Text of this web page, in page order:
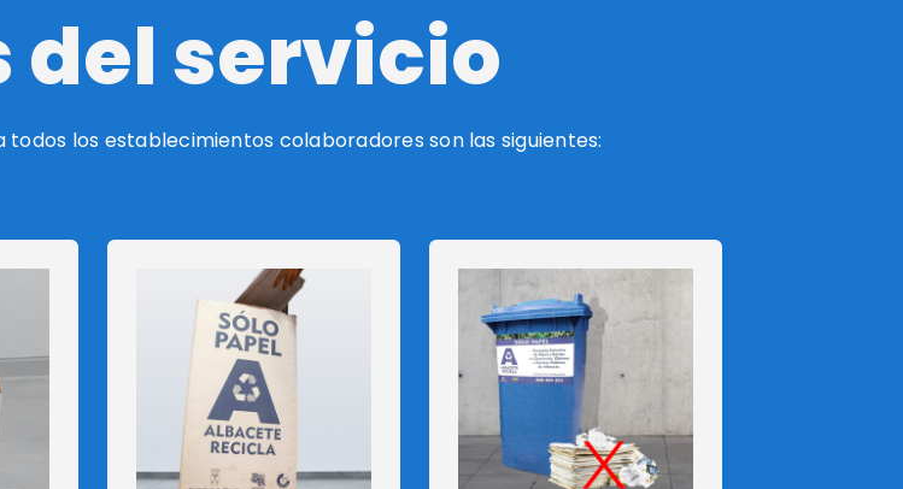
del servicio
los establecimientos colaboradores son las siguientes: